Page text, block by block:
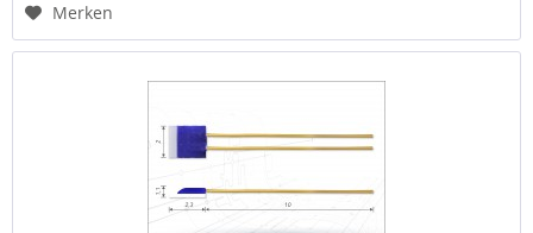
Merken